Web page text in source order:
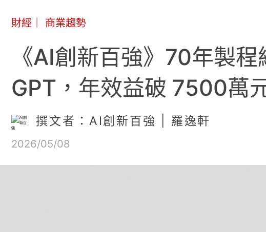
財經 商業趨勢
《AI創新百強》70年製
GPT，年效益破 7500萬
撰文者：AI創新百強 | 羅逸軒
2026/05/08